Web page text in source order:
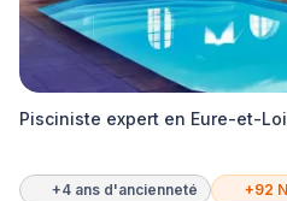
Pisciniste expert en Eure-et-
+4 ans d'ancienneté +92